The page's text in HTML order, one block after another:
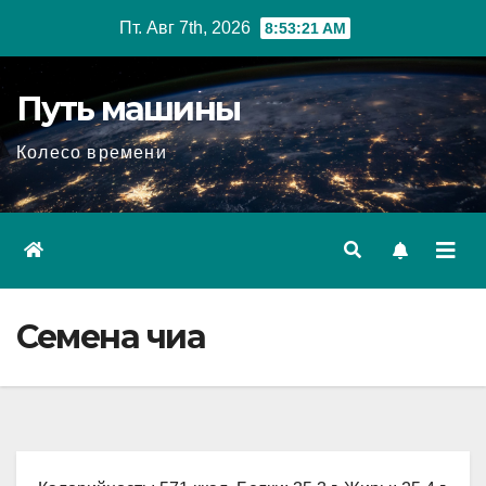
Пт. Авг 7th, 2026 8:53:22 AM
Путь машины
Колесо времени
Семена чиа